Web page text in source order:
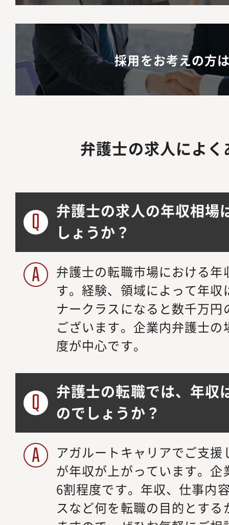
習得できます。・キ
じ、早期に法務責任
採用をお考えの方
弁護士の求人によ
弁護士の求人の年収相場
しょうか？
弁護士の転職市場における
す。経験、領域によって年
ナークラスになると数千万
ございます。企業内弁護士
度が中心です。
弁護士の転職では、年収
のでしょうか？
アガルートキャリアでご支
が年収が上がっています。
6割程度です。年収、仕事内
スなど何を転職の目的とす